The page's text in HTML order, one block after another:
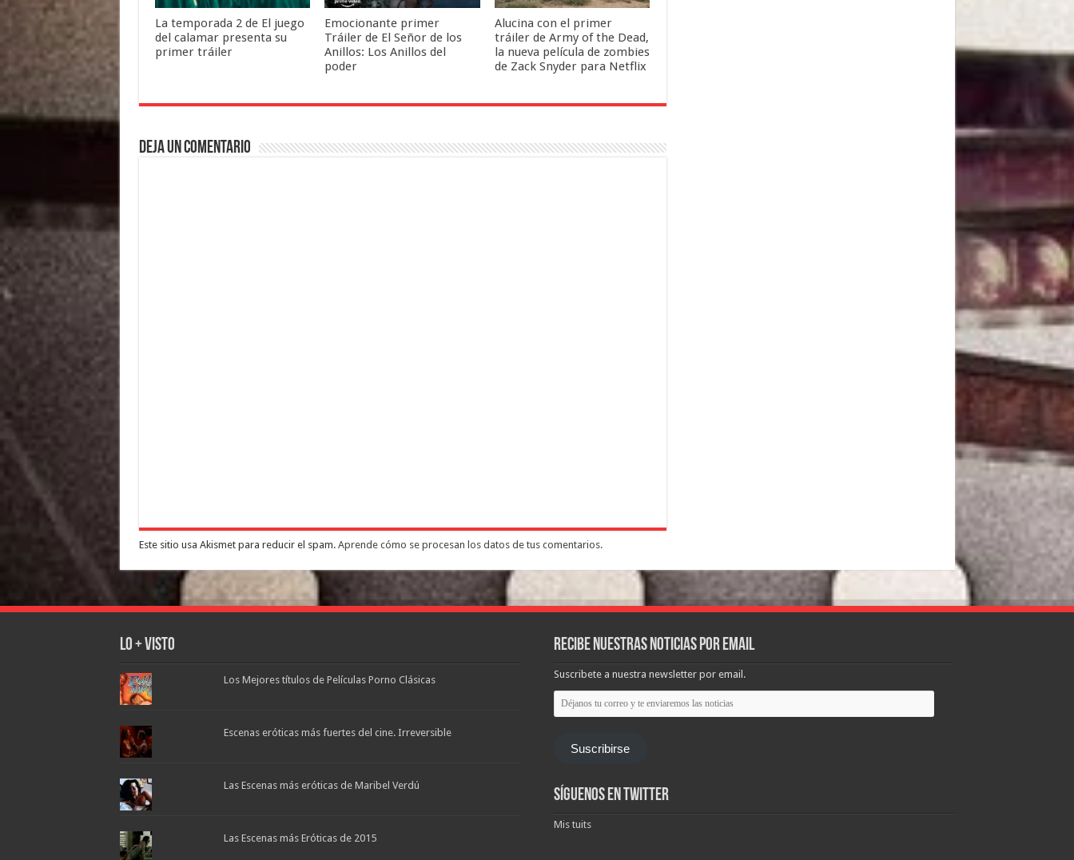
La temporada 2 de El juego
del calamar presenta su
primer tráiler
Emocionante primer
Tráiler de El Señor de los
Anillos: Los Anillos del
poder
Alucina con el primer
tráiler de Army of the Dead,
la nueva película de zombies
de Zack Snyder para Netflix
Deja un comentario
Este sitio usa Akismet para reducir el spam. Aprende cómo se procesan los datos de tus comentarios.
Lo + Visto
Los Mejores títulos de Películas Porno Clásicas
Escenas eróticas más fuertes del cine. Irreversible
Las Escenas más eróticas de Maribel Verdú
Las Escenas más Eróticas de 2015
Recibe nuestras noticias por email
Suscribete a nuestra newsletter por email.
Déjanos
tu
correo
enviaremos
Suscribirse
Síguenos en Twitter
Mis tuits